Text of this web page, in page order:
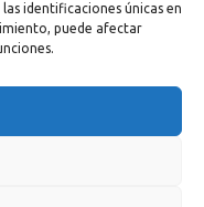
identificaciones únicas en
puede afectar